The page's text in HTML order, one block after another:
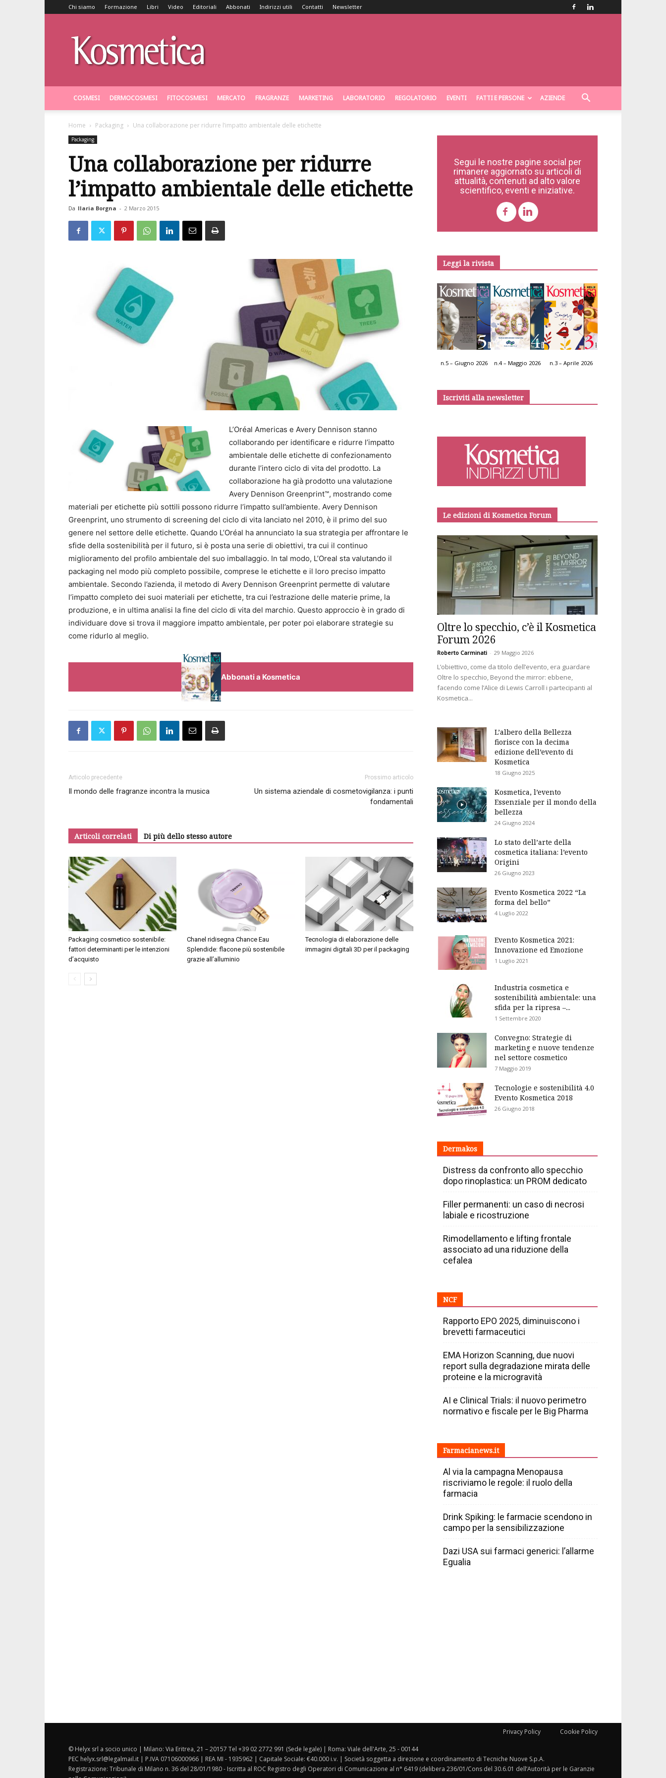
Chi siamo Formazione Libri Video Editoriali Abbonati Indirizzi utili Contatti Newsletter
COSMESI DERMOCOSMESI FITOCOSMESI MERCATO FRAGRANZE MARKETING LABORATORIO REGOLATORIO EVENTI FATTI E PERSONE AZIENDE
Home Packaging Una collaborazione per ridurre l’impatto ambientale delle etichette
Packaging
Una collaborazione per ridurre
l’impatto ambientale delle etichette
Da Ilaria Borgna - 2 Marzo 2015
L’Oréal Americas e Avery Dennison stanno
collaborando per identificare e ridurre l’impatto
ambientale delle etichette di confezionamento
durante l’intero ciclo di vita del prodotto. La
collaborazione ha già prodotto una valutazione
Avery Dennison Greenprint™, mostrando come
materiali per etichette più sottili possono ridurre l’impatto sull’ambiente. Avery Dennison
Greenprint, uno strumento di screening del ciclo di vita lanciato nel 2010, è il primo del suo
genere nel settore delle etichette. Quando L’Oréal ha annunciato la sua strategia per affrontare le
sfide della sostenibilità per il futuro, si è posta una serie di obiettivi, tra cui il continuo
miglioramento del profilo ambientale del suo imballaggio. In tal modo, L’Oreal sta valutando il
packaging nel modo più completo possibile, comprese le etichette e il loro preciso impatto
ambientale. Secondo l’azienda, il metodo di Avery Dennison Greenprint permette di valutare
l’impatto completo dei suoi materiali per etichette, tra cui l’estrazione delle materie prime, la
produzione, e in ultima analisi la fine del ciclo di vita del marchio. Questo approccio è in grado di
individuare dove si trova il maggiore impatto ambientale, per poter poi elaborare strategie su
come ridurlo al meglio.
Abbonati a Kosmetica
Articolo precedente
Il mondo delle fragranze incontra la musica
Prossimo articolo
Un sistema aziendale di cosmetovigilanza: i punti
fondamentali
Articoli correlati Di più dello stesso autore
Packaging cosmetico sostenibile:
fattori determinanti per le intenzioni
d’acquisto
Chanel ridisegna Chance Eau
Splendide: flacone più sostenibile
grazie all’alluminio
Tecnologia di elaborazione delle
immagini digitali 3D per il packaging
Segui le nostre pagine social per
rimanere aggiornato su articoli di
attualità, contenuti ad alto valore
scientifico, eventi e iniziative.
Leggi la rivista
n.5 – Giugno 2026 n.4 – Maggio 2026 n.3 – Aprile 2026
Iscriviti alla newsletter
Le edizioni di Kosmetica Forum
Oltre lo specchio, c’è il Kosmetica
Forum 2026
Roberto Carminati - 29 Maggio 2026
L’obiettivo, come da titolo dell’evento, era guardare
Oltre lo specchio, Beyond the mirror: ebbene,
facendo come l’Alice di Lewis Carroll i partecipanti al
Kosmetica...
L’albero della Bellezza
fiorisce con la decima
edizione dell’evento di
Kosmetica
18 Giugno 2025
Kosmetica, l’evento
Essenziale per il mondo della
bellezza
24 Giugno 2024
Lo stato dell’arte della
cosmetica italiana: l’evento
Origini
26 Giugno 2023
Evento Kosmetica 2022 “La
forma del bello”
4 Luglio 2022
Evento Kosmetica 2021:
Innovazione ed Emozione
1 Luglio 2021
Industria cosmetica e
sostenibilità ambientale: una
sfida per la ripresa –...
1 Settembre 2020
Convegno: Strategie di
marketing e nuove tendenze
nel settore cosmetico
7 Maggio 2019
Tecnologie e sostenibilità 4.0
Evento Kosmetica 2018
26 Giugno 2018
Dermakos
Distress da confronto allo specchio
dopo rinoplastica: un PROM dedicato
Filler permanenti: un caso di necrosi
labiale e ricostruzione
Rimodellamento e lifting frontale
associato ad una riduzione della
cefalea
NCF
Rapporto EPO 2025, diminuiscono i
brevetti farmaceutici
EMA Horizon Scanning, due nuovi
report sulla degradazione mirata delle
proteine e la microgravità
AI e Clinical Trials: il nuovo perimetro
normativo e fiscale per le Big Pharma
Farmacianews.it
Al via la campagna Menopausa
riscriviamo le regole: il ruolo della
farmacia
Drink Spiking: le farmacie scendono in
campo per la sensibilizzazione
Dazi USA sui farmaci generici: l’allarme
Egualia
Privacy Policy Cookie Policy
© Helyx srl a socio unico | Milano: Via Eritrea, 21 – 20157 Tel +39 02 2772 991 (Sede legale) | Roma: Viale dell'Arte, 25 - 00144
PEC helyx.srl@legalmail.it | P.IVA 07106000966 | REA MI - 1935962 | Capitale Sociale: €40.000 i.v. | Società soggetta a direzione e coordinamento di Tecniche Nuove S.p.A.
Registrazione: Tribunale di Milano n. 36 del 28/01/1980 - Iscritta al ROC Registro degli Operatori di Comunicazione al n° 6419 (delibera 236/01/Cons del 30.6.01 dell’Autorità per le Garanzie